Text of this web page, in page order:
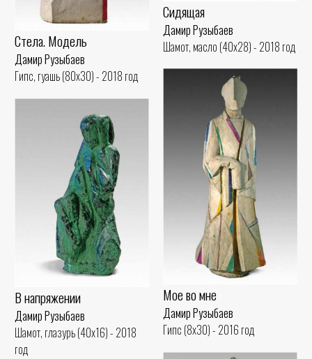
Сидящая
Дамир Рузыбаев
Шамот, масло (40x28) - 2018 год
Стела. Модель
Дамир Рузыбаев
Гипс, гуашь (80x30) - 2018 год
Мое во мне
Дамир Рузыбаев
Гипс (8x30) - 2016 год
В напряжении
Дамир Рузыбаев
Шамот, глазурь (40x16) - 2018
год